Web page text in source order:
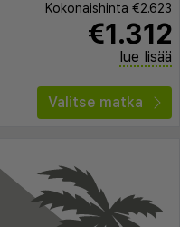
Kokonaishinta €2.623
€1.312
lue lisää
Valitse matka